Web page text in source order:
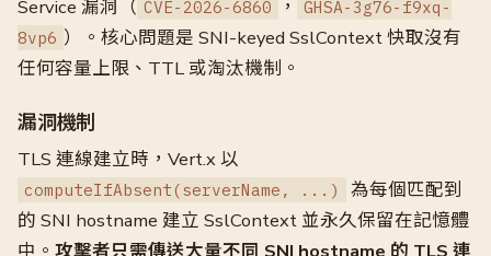
Service 漏洞（ CVE-2026-6860 ，
GHSA-3g76-f9xq-
8vp6 ）。核心問題是 SNI-keyed SslContext 快取沒有
任何容量上限、TTL 或淘汰機制。
漏洞機制
TLS 連線建立時，Vert.x 以
computeIfAbsent(serverName, ...)
為每個匹配到
的 SNI hostname 建立 SslContext 並永久保留在記憶體